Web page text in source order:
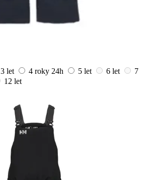
3 let 4 roky 24h 5 let 6 let
7
12 let